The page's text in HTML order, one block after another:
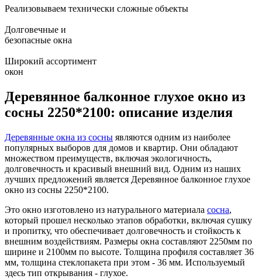
Реализовываем технически сложные объекты
Долговечные и
безопасные окна
Широкий ассортимент
окон
Деревянное балконное глухое окно из
сосны 2250*2100: описание изделия
Деревянные окна из сосны являются одним из наиболее
популярных выборов для домов и квартир. Они обладают
множеством преимуществ, включая экологичность,
долговечность и красивый внешний вид. Одним из наших
лучших предложений является Деревянное балконное глухое
окно из сосны 2250*2100.
Это окно изготовлено из натурального материала сосна,
который прошел несколько этапов обработки, включая сушку
и пропитку, что обеспечивает долговечность и стойкость к
внешним воздействиям. Размеры окна составляют 2250мм по
ширине и 2100мм по высоте. Толщина профиля составляет 36
мм, толщина стеклопакета при этом - 36 мм. Используемый
здесь тип открывания - глухое.